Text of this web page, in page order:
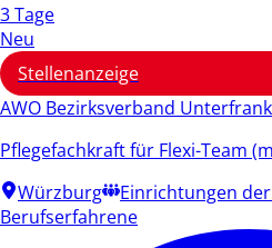
3 Tage
Neu
Stellenanzeige
AWO Bezirksverband
Pflegefachkraft für Flexi-Team
Würzburg
Einrichtungen
Berufserfahrene